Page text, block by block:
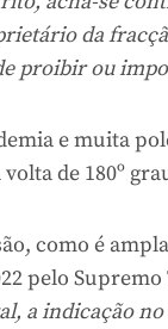
da
proibir ou
e muita
de 180º
como é
pelo
a indicação